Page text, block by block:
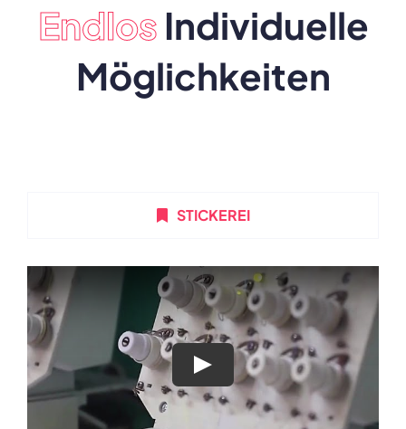
EndlosIndividuelle
Möglichkeiten
STICKEREI